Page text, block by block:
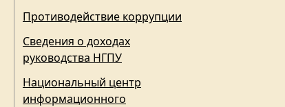
Противодействие коррупции
Сведения о доходах
руководства НГПУ
Национальный центр
информационного